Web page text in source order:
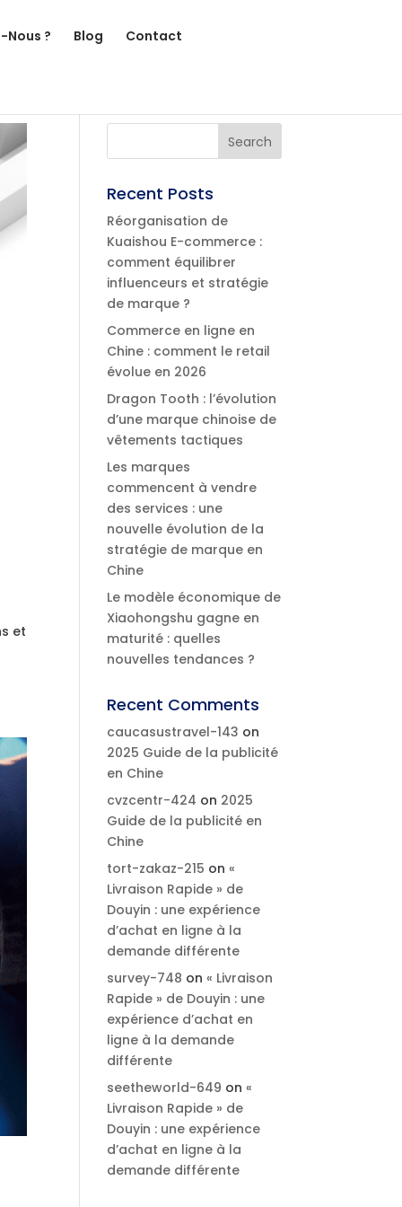
Nous ? Blog Contact
et
Recent Posts
Réorganisation de
Kuaishou E-commerce :
comment équilibrer
influenceurs et stratégie
de marque ?
Commerce en ligne en
Chine : comment le retail
évolue en 2026
Dragon Tooth : l’évolution
d’une marque chinoise de
vêtements tactiques
Les marques
commencent à vendre
des services : une
nouvelle évolution de la
stratégie de marque en
Chine
Le modèle économique de
Xiaohongshu gagne en
maturité : quelles
nouvelles tendances ?
Recent Comments
caucasustravel-143 on
2025 Guide de la publicité
en Chine
cvzcentr-424 on 2025
Guide de la publicité en
Chine
tort-zakaz-215 on«
Livraison Rapide » de
Douyin : une expérience
d’achat en ligne à la
demande différente
survey-748 on« Livraison
Rapide » de Douyin : une
expérience d’achat en
ligne à la demande
différente
seetheworld-649 on«
Livraison Rapide » de
Douyin : une expérience
d’achat en ligne à la
demande différente